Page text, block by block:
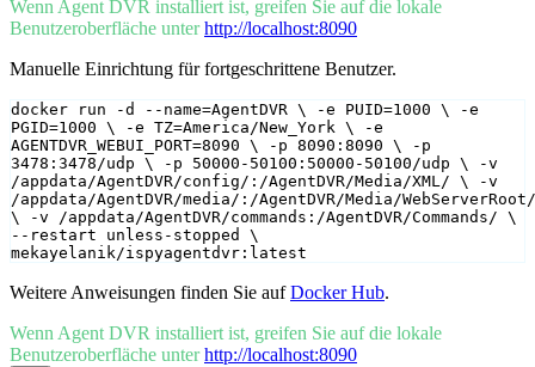
Wenn Agent DVR installiert ist, greifen Sie auf die lokale
Benutzeroberfläche unterhttp://localhost:8090
Manuelle Einrichtung für fortgeschrittene Benutzer.
docker run -d --name=AgentDVR \ -e PUID=1000 \ -e
PGID=1000 \ -e TZ=America/New_York \ -e
AGENTDVR_WEBUI_PORT=8090 \ -p 8090:8090 \ -p
3478:3478/udp \ -p 50000-50100:50000-50100/udp \ -v
/appdata/AgentDVR/config/:/AgentDVR/Media/XML/ \ -v
/appdata/AgentDVR/media/:/AgentDVR/Media/
\ -v /appdata/AgentDVR/commands:/AgentDVR/Commands/ \
--restart unless-stopped \
mekayelanik/ispyagentdvr:latest
Weitere Anweisungen finden Sie aufDocker Hub.
Wenn Agent DVR installiert ist, greifen Sie auf die lokale
Benutzeroberfläche unterhttp://localhost:8090